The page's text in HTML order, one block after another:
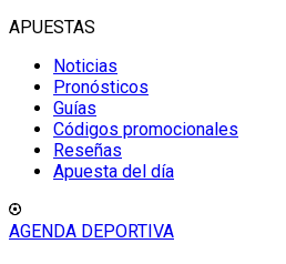
APUESTAS
Noticias
Pronósticos
Guías
Códigos promocionales
Reseñas
Apuesta del día
AGENDA DEPORTIVA